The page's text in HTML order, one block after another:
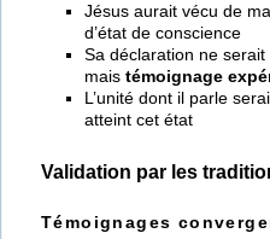
Jésus aurait vécu de
d’état de conscience
Sa déclaration ne
mais témoignage
L’unité dont il parle
atteint cet état
Validation par les
Témoignages